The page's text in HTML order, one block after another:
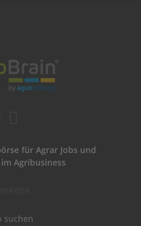
für Agrar Jobs und
Agribusiness
suchen